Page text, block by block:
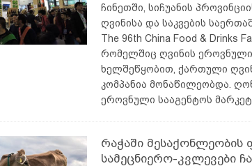
AGROPLUS
ჩინეთში, სიჩუანის
ღვინისა და საკვების
The 96th China Food & Drinks
რომელშიც ღვინის ეროვნული
ხელშეწყობით, ქართული
კომპანია მონაწილეობდა.
ეროვნული სააგენტოს
რაჭაში მესაქონლეობის
სამეცნიერო-კვლევები